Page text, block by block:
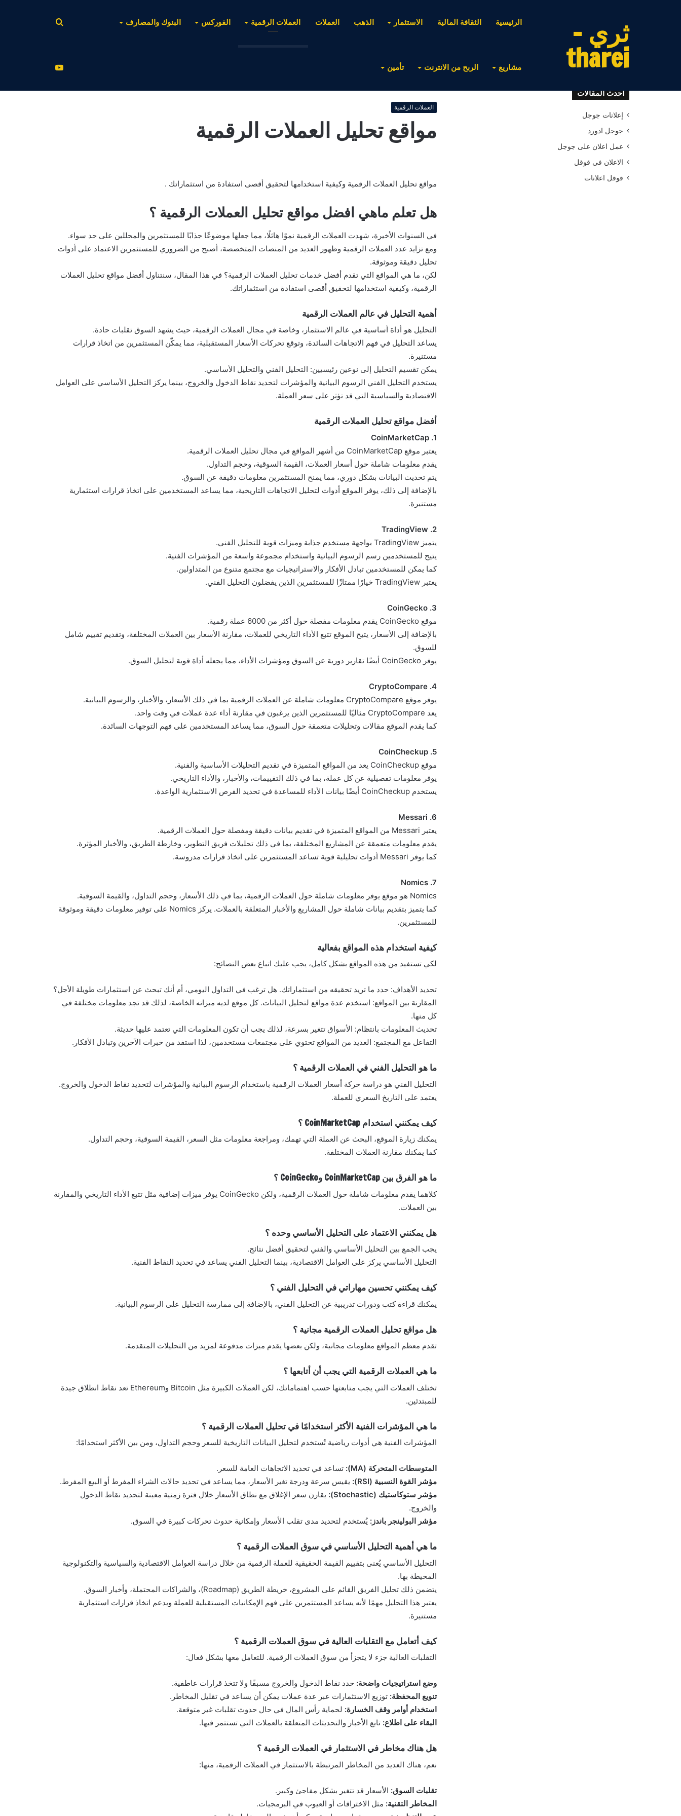
ثري -
tharei
الرئيسية الثقافة المالية الاستثمار الذهب العملات العملات الرقمية الفوركس البنوك والمصارف
مشاريع الربح من الانترنت تأمين عن
العملات الرقمية
مواقع تحليل العملات الرقمية
مواقع تحليل العملات الرقمية وكيفية استخدامها لتحقيق أقصى استفادة من استثماراتك .
هل تعلم ماهي افضل مواقع تحليل العملات الرقمية ؟
في السنوات الأخيرة، شهدت العملات الرقمية نموًا هائلًا، مما جعلها موضوعًا جذابًا للمستثمرين والمحللين على حد سواء.
ومع تزايد عدد العملات الرقمية وظهور العديد من المنصات المتخصصة، أصبح من الضروري للمستثمرين الاعتماد على أدوات
تحليل دقيقة وموثوقة.
لكن، ما هي المواقع التي تقدم أفضل خدمات تحليل العملات الرقمية؟ في هذا المقال، سنتناول أفضل مواقع تحليل العملات
الرقمية، وكيفية استخدامها لتحقيق أقصى استفادة من استثماراتك.
أهمية التحليل في عالم العملات الرقمية
التحليل هو أداة أساسية في عالم الاستثمار، وخاصة في مجال العملات الرقمية، حيث يشهد السوق تقلبات حادة.
يساعد التحليل في فهم الاتجاهات السائدة، وتوقع تحركات الأسعار المستقبلية، مما يمكّن المستثمرين من اتخاذ قرارات
مستنيرة.
يمكن تقسيم التحليل إلى نوعين رئيسيين: التحليل الفني والتحليل الأساسي.
يستخدم التحليل الفني الرسوم البيانية والمؤشرات لتحديد نقاط الدخول والخروج، بينما يركز التحليل الأساسي على العوامل
الاقتصادية والسياسية التي قد تؤثر على سعر العملة.
أفضل مواقع تحليل العملات الرقمية
1. CoinMarketCap
يعتبر موقع CoinMarketCap من أشهر المواقع في مجال تحليل العملات الرقمية.
يقدم معلومات شاملة حول أسعار العملات، القيمة السوقية، وحجم التداول.
يتم تحديث البيانات بشكل دوري، مما يمنح المستثمرين معلومات دقيقة عن السوق.
بالإضافة إلى ذلك، يوفر الموقع أدوات لتحليل الاتجاهات التاريخية، مما يساعد المستخدمين على اتخاذ قرارات استثمارية
مستنيرة.
2. TradingView
يتميز TradingView بواجهة مستخدم جذابة وميزات قوية للتحليل الفني.
يتيح للمستخدمين رسم الرسوم البيانية واستخدام مجموعة واسعة من المؤشرات الفنية.
كما يمكن للمستخدمين تبادل الأفكار والاستراتيجيات مع مجتمع متنوع من المتداولين.
يعتبر TradingView خيارًا ممتازًا للمستثمرين الذين يفضلون التحليل الفني.
3. CoinGecko
موقع CoinGecko يقدم معلومات مفصلة حول أكثر من 6000 عملة رقمية.
بالإضافة إلى الأسعار، يتيح الموقع تتبع الأداء التاريخي للعملات، مقارنة الأسعار بين العملات المختلفة، وتقديم تقييم شامل
للسوق.
يوفر CoinGecko أيضًا تقارير دورية عن السوق ومؤشرات الأداء، مما يجعله أداة قوية لتحليل السوق.
4. CryptoCompare
يوفر موقع CryptoCompare معلومات شاملة عن العملات الرقمية بما في ذلك الأسعار، والأخبار، والرسوم البيانية.
يعد CryptoCompare مثاليًا للمستثمرين الذين يرغبون في مقارنة أداء عدة عملات في وقت واحد.
كما يقدم الموقع مقالات وتحليلات متعمقة حول السوق، مما يساعد المستخدمين على فهم التوجهات السائدة.
5. CoinCheckup
موقع CoinCheckup يعد من المواقع المتميزة في تقديم التحليلات الأساسية والفنية.
يوفر معلومات تفصيلية عن كل عملة، بما في ذلك التقييمات، والأخبار، والأداء التاريخي.
يستخدم CoinCheckup أيضًا بيانات الأداء للمساعدة في تحديد الفرص الاستثمارية الواعدة.
6. Messari
يعتبر Messari من المواقع المتميزة في تقديم بيانات دقيقة ومفصلة حول العملات الرقمية.
يقدم معلومات متعمقة عن المشاريع المختلفة، بما في ذلك تحليلات فريق التطوير، وخارطة الطريق، والأخبار المؤثرة.
كما يوفر Messari أدوات تحليلية قوية تساعد المستثمرين على اتخاذ قرارات مدروسة.
7. Nomics
Nomics هو موقع يوفر معلومات شاملة حول العملات الرقمية، بما في ذلك الأسعار، وحجم التداول، والقيمة السوقية.
كما يتميز بتقديم بيانات شاملة حول المشاريع والأخبار المتعلقة بالعملات. يركز Nomics على توفير معلومات دقيقة وموثوقة
للمستثمرين.
كيفية استخدام هذه المواقع بفعالية
لكي تستفيد من هذه المواقع بشكل كامل، يجب عليك اتباع بعض النصائح:
تحديد الأهداف: حدد ما تريد تحقيقه من استثماراتك. هل ترغب في التداول اليومي، أم أنك تبحث عن استثمارات طويلة الأجل؟
المقارنة بين المواقع: استخدم عدة مواقع لتحليل البيانات. كل موقع لديه ميزاته الخاصة، لذلك قد تجد معلومات مختلفة في
كل منها.
تحديث المعلومات بانتظام: الأسواق تتغير بسرعة، لذلك يجب أن تكون المعلومات التي تعتمد عليها حديثة.
التفاعل مع المجتمع: العديد من المواقع تحتوي على مجتمعات مستخدمين، لذا استفد من خبرات الآخرين وتبادل الأفكار.
ما هو التحليل الفني في العملات الرقمية ؟
التحليل الفني هو دراسة حركة أسعار العملات الرقمية باستخدام الرسوم البيانية والمؤشرات لتحديد نقاط الدخول والخروج.
يعتمد على التاريخ السعري للعملة.
كيف يمكنني استخدام CoinMarketCap ؟
يمكنك زيارة الموقع، البحث عن العملة التي تهمك، ومراجعة معلومات مثل السعر، القيمة السوقية، وحجم التداول.
كما يمكنك مقارنة العملات المختلفة.
ما هو الفرق بين CoinMarketCap وCoinGecko ؟
كلاهما يقدم معلومات شاملة حول العملات الرقمية، ولكن CoinGecko يوفر ميزات إضافية مثل تتبع الأداء التاريخي والمقارنة
بين العملات.
هل يمكنني الاعتماد على التحليل الأساسي وحده ؟
يجب الجمع بين التحليل الأساسي والفني لتحقيق أفضل نتائج.
التحليل الأساسي يركز على العوامل الاقتصادية، بينما التحليل الفني يساعد في تحديد النقاط الفنية.
كيف يمكنني تحسين مهاراتي في التحليل الفني ؟
يمكنك قراءة كتب ودورات تدريبية عن التحليل الفني، بالإضافة إلى ممارسة التحليل على الرسوم البيانية.
هل مواقع تحليل العملات الرقمية مجانية ؟
تقدم معظم المواقع معلومات مجانية، ولكن بعضها يقدم ميزات مدفوعة لمزيد من التحليلات المتقدمة.
ما هي العملات الرقمية التي يجب أن أتابعها ؟
تختلف العملات التي يجب متابعتها حسب اهتماماتك، لكن العملات الكبيرة مثل Bitcoin وEthereum تعد نقاط انطلاق جيدة
للمبتدئين.
ما هي المؤشرات الفنية الأكثر استخدامًا في تحليل العملات الرقمية ؟
المؤشرات الفنية هي أدوات رياضية تُستخدم لتحليل البيانات التاريخية للسعر وحجم التداول، ومن بين الأكثر استخدامًا:
المتوسطات المتحركة (MA):
تساعد في تحديد الاتجاهات العامة للسعر.
مؤشر القوة النسبية (RSI):
يقيس سرعة ودرجة تغير الأسعار، مما يساعد في تحديد حالات الشراء المفرط أو البيع المفرط.
مؤشر ستوكاستيك (Stochastic):
يقارن سعر الإغلاق مع نطاق الأسعار خلال فترة زمنية معينة لتحديد نقاط الدخول
والخروج.
مؤشر البولينجر باندز: يُستخدم لتحديد مدى تقلب الأسعار وإمكانية حدوث تحركات كبيرة في السوق.
ما هي أهمية التحليل الأساسي في سوق العملات الرقمية ؟
التحليل الأساسي يُعنى بتقييم القيمة الحقيقية للعملة الرقمية من خلال دراسة العوامل الاقتصادية والسياسية والتكنولوجية
المحيطة بها.
يتضمن ذلك تحليل الفريق القائم على المشروع، خريطة الطريق (Roadmap)، والشراكات المحتملة، وأخبار السوق.
يعتبر هذا التحليل مهمًا لأنه يساعد المستثمرين على فهم الإمكانيات المستقبلية للعملة ويدعم اتخاذ قرارات استثمارية
مستنيرة.
كيف أتعامل مع التقلبات العالية في سوق العملات الرقمية ؟
التقلبات العالية جزء لا يتجزأ من سوق العملات الرقمية. للتعامل معها بشكل فعال:
وضع استراتيجيات واضحة: حدد نقاط الدخول والخروج مسبقًا ولا تتخذ قرارات عاطفية.
تنويع المحفظة: توزيع الاستثمارات عبر عدة عملات يمكن أن يساعد في تقليل المخاطر.
استخدام أوامر وقف الخسارة: لحماية رأس المال في حال حدوث تقلبات غير متوقعة.
البقاء على اطلاع: تابع الأخبار والتحديثات المتعلقة بالعملات التي تستثمر فيها.
هل هناك مخاطر في الاستثمار في العملات الرقمية ؟
نعم، هناك العديد من المخاطر المرتبطة بالاستثمار في العملات الرقمية، منها:
تقلبات السوق: الأسعار قد تتغير بشكل مفاجئ وكبير.
المخاطر التقنية: مثل الاختراقات أو العيوب في البرمجيات.
أحدث المقالات
إعلانات جوجل
جوجل ادورد
عمل اعلان على جوجل
الاعلان في قوقل
قوقل اعلانات